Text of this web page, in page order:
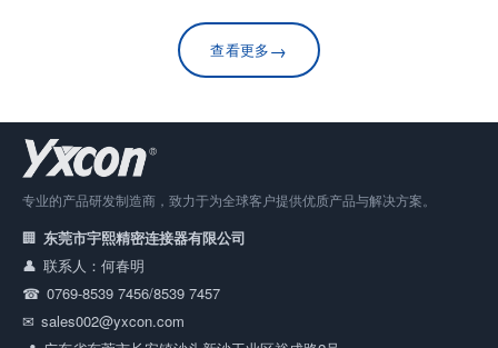
查看更多→
专业的产品研发制造商，致力于为全球客户提供优质产品与解决方案。
东莞市宇熙精密连接器有限公司
联系人：何春明
0769-8539 7456/8539 7457
sales002@yxcon.com